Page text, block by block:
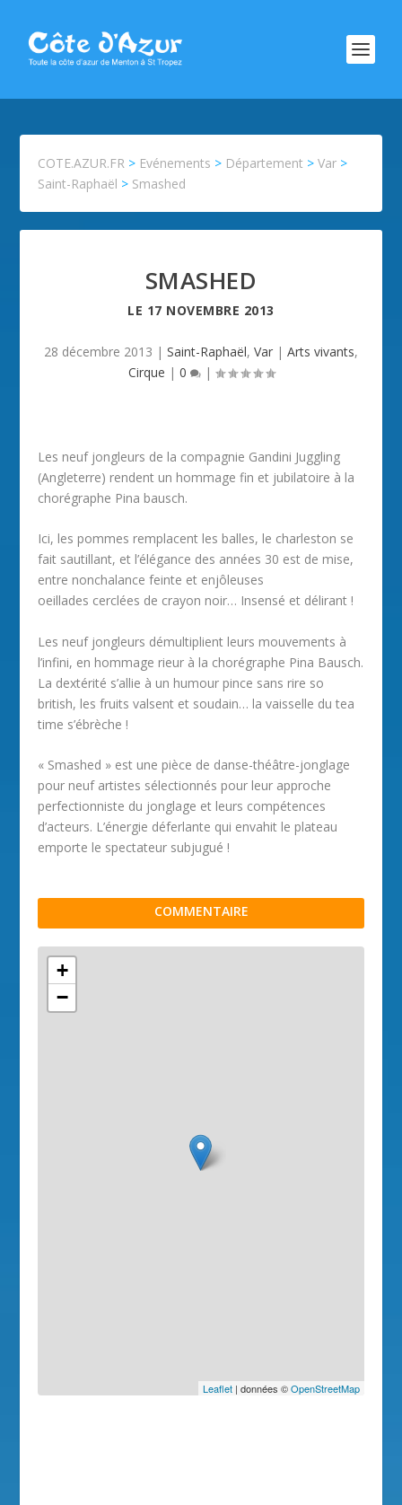
COTE.AZUR.FR > Evénements > Département >Var >
Saint-Raphaël > Smashed
SMASHED
LE 17 NOVEMBRE 2013
28 décembre 2013 | Saint-Raphaël, Var | Arts vivants,
Cirque | 0 |
Les neuf jongleurs de la compagnie Gandini Juggling
(Angleterre) rendent un hommage fin et jubilatoire à la
chorégraphe Pina bausch.
Ici, les pommes remplacent les balles, le charleston se
fait sautillant, et l’élégance des années 30 est de mise,
entre nonchalance feinte et enjôleuses
oeillades cerclées de crayon noir… Insensé et délirant !
Les neuf jongleurs démultiplient leurs mouvements à
l’infini, en hommage rieur à la chorégraphe Pina Bausch.
La dextérité s’allie à un humour pince sans rire so
british, les fruits valsent et soudain… la vaisselle du tea
time s’ébrèche !
« Smashed » est une pièce de danse-théâtre-jonglage
pour neuf artistes sélectionnés pour leur approche
perfectionniste du jonglage et leurs compétences
d’acteurs. L’énergie déferlante qui envahit le plateau
emporte le spectateur subjugué !
COMMENTAIRE
+
−
Leaflet| données ©OpenStreetMap